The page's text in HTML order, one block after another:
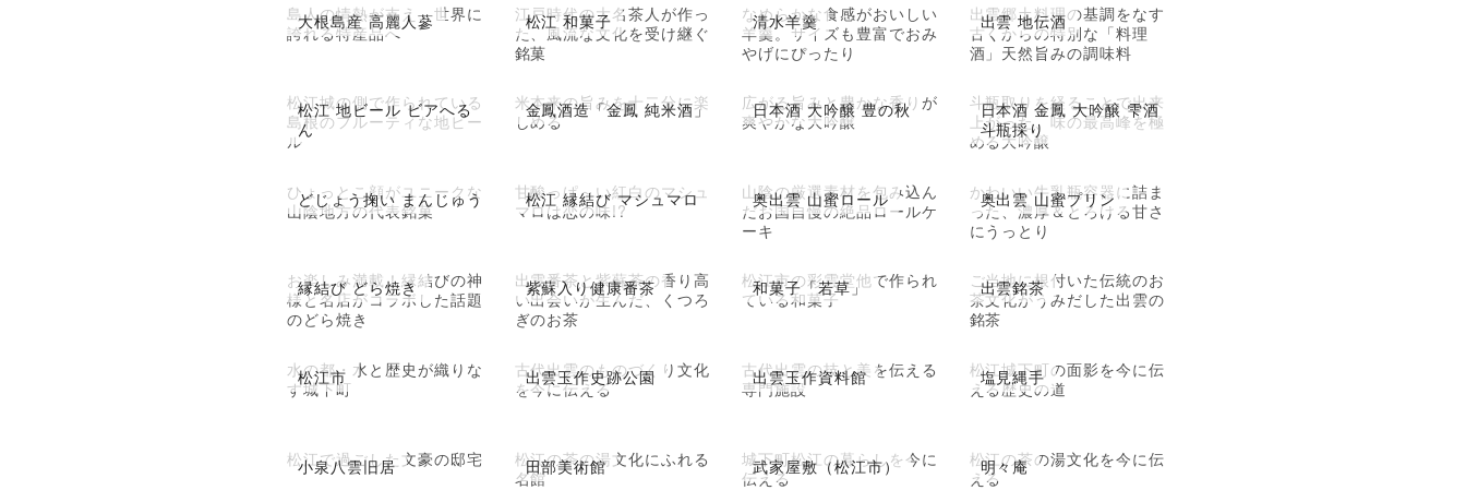
大根島産 高麗人蔘
島人の情熱が支え、世界に
誇れる特産品へ
松江 和菓子
江戸時代の大名茶人が作っ
た、風流な文化を受け継ぐ
銘菓
清水羊羹
なめらかな食感がおいしい
羊羹。サイズも豊富でおみ
やげにぴったり
出雲 地伝酒
出雲郷土料理の基調をなす
古くからの特別な「料理
酒」天然旨みの調味料
松江 地ビール ビアへる
ん
松江城の側で作られている
島根のフルーティな地ビー
ル
金鳳酒造「金鳳 純米酒」
米本来の旨みを十二分に楽
しめる
日本酒 大吟醸 豊の秋
広がる旨みと豊かな香りが
爽やかな大吟醸
日本酒 金鳳 大吟醸 雫酒
斗瓶採り
斗瓶取りを経ることで出来
上がった、味の最高峰を極
める大吟醸
どじょう掬い まんじゅう
ひょっとこ顔がユニークな
山陰地方の代表銘菓
松江 縁結び マシュマロ
甘酸っぱ～い紅白のマシュ
マロは恋の味!?
奥出雲 山蜜ロール
山陰の厳選素材を包み込ん
だお国自慢の絶品ロールケ
ーキ
奥出雲 山蜜プリン
かわいい牛乳瓶容器に詰ま
った、濃厚＆とろける甘さ
にうっとり
縁結び どら焼き
お楽しみ満載！縁結びの神
様と名店がコラボした話題
のどら焼き
紫蘇入り健康番茶
出雲番茶と紫蘇茶の香り高
い出会いが生んだ、くつろ
ぎのお茶
和菓子「若草」
松江市の彩雲堂他で作られ
ている和菓子
出雲銘茶
ご当地に根付いた伝統のお
茶文化がうみだした出雲の
銘茶
松江市
水の都・水と歴史が織りな
す城下町
出雲玉作史跡公園
古代出雲のものづくり文化
を今に伝える
出雲玉作資料館
古代出雲の技と美を伝える
専門施設
塩見縄手
松江城下町の面影を今に伝
える歴史の道
小泉八雲旧居
松江で過ごした文豪の邸宅 田部美術館
松江の茶の湯文化にふれる
名館
武家屋敷（松江市）
城下町松江の暮らしを今に
伝える
明々庵
松江の茶の湯文化を今に伝
える